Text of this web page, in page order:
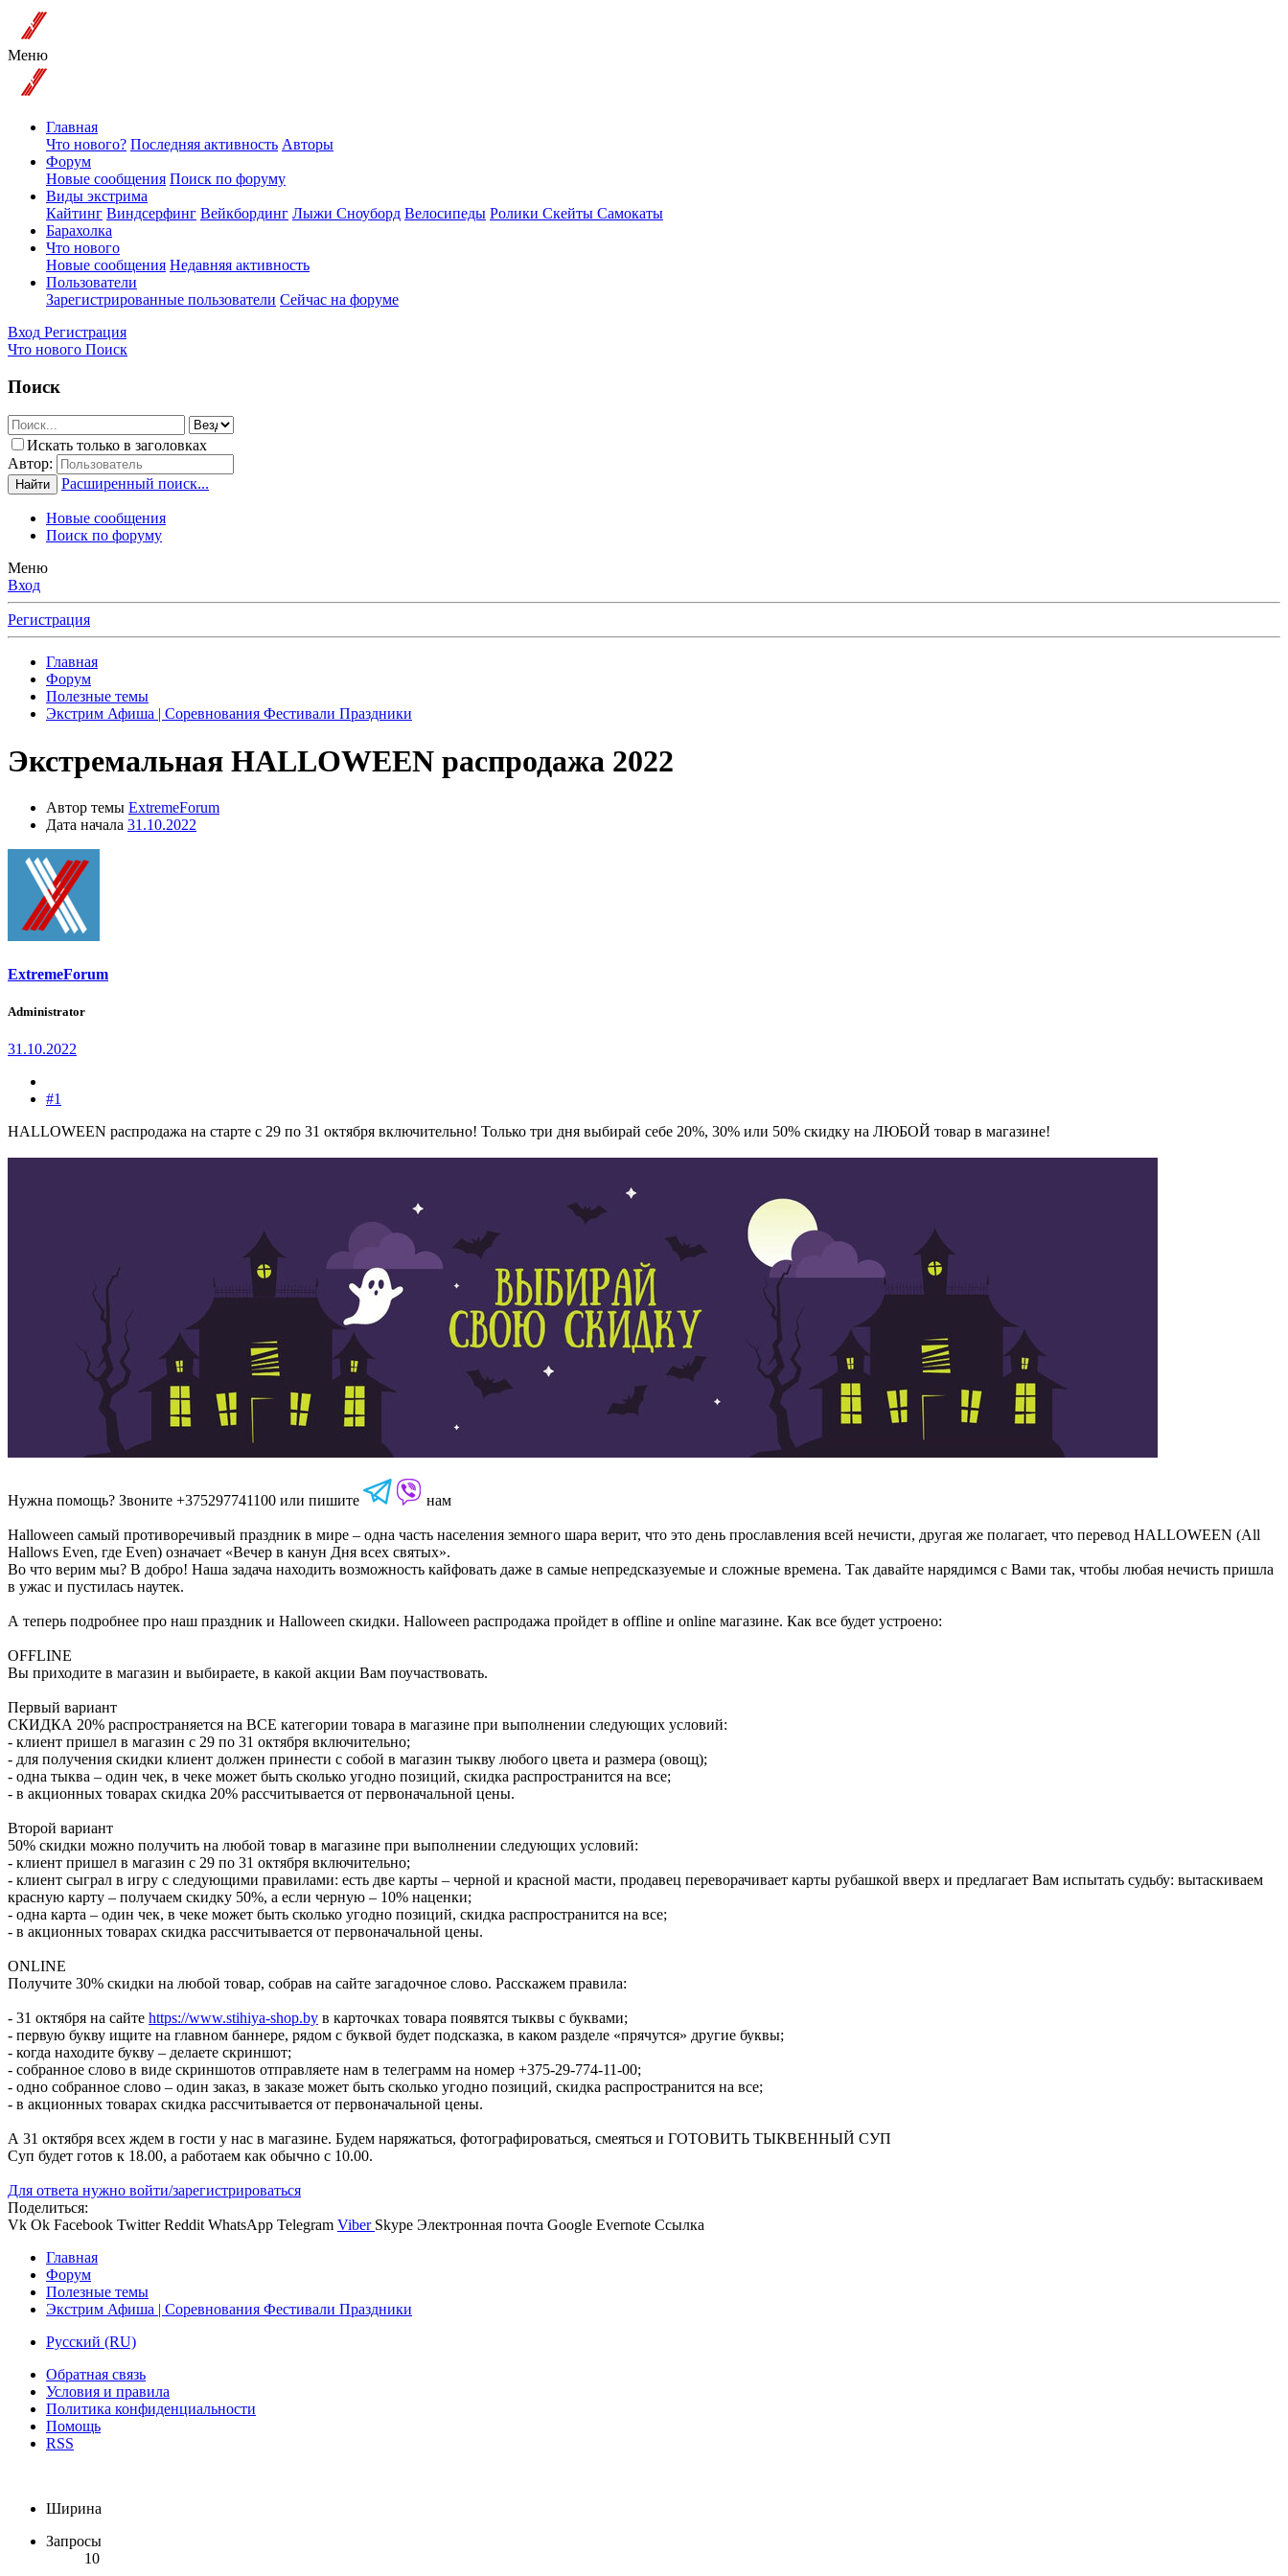
Меню
Главная
Что нового? Последняя активность Авторы
Форум
Новые сообщения Поиск по форуму
Виды экстрима
Кайтинг Виндсерфинг Вейкбординг Лыжи Сноуборд Велосипеды Ролики Скейты Самокаты
Барахолка
Что нового
Новые сообщения Недавняя активность
Пользователи
Зарегистрированные пользователи Сейчас на форуме
Вход Регистрация
Что нового Поиск
Поиск
Искать только в заголовках
Автор:
Найти Расширенный поиск...
Новые сообщения
Поиск по форуму
Меню
Вход
Регистрация
Главная
Форум
Полезные темы
Экстрим Афиша | Соревнования Фестивали Праздники
Экстремальная HALLOWEEN распродажа 2022
Автор темы ExtremeForum
Дата начала 31.10.2022
ExtremeForum
Administrator
31.10.2022
#1
HALLOWEEN распродажа на старте с 29 по 31 октября включительно! Только три дня выбирай себе 20%, 30% или 50% скидку на ЛЮБОЙ товар в магазине!
Нужна помощь? Звоните +375297741100 или пишите нам
Halloween самый противоречивый праздник в мире – одна часть населения земного шара верит, что это день прославления всей нечисти, другая же полагает, что перевод HALLOWEEN (All
Hallows Even, где Even) означает «Вечер в канун Дня всех святых».
Во что верим мы? В добро! Наша задача находить возможность кайфовать даже в самые непредсказуемые и сложные времена. Так давайте нарядимся с Вами так, чтобы любая нечисть пришла
в ужас и пустилась наутек.
А теперь подробнее про наш праздник и Halloween скидки. Halloween распродажа пройдет в offline и online магазине. Как все будет устроено:
OFFLINE
Вы приходите в магазин и выбираете, в какой акции Вам поучаствовать.
Первый вариант
СКИДКА 20% распространяется на ВСЕ категории товара в магазине при выполнении следующих условий:
- клиент пришел в магазин с 29 по 31 октября включительно;
- для получения скидки клиент должен принести с собой в магазин тыкву любого цвета и размера (овощ);
- одна тыква – один чек, в чеке может быть сколько угодно позиций, скидка распространится на все;
- в акционных товарах скидка 20% рассчитывается от первоначальной цены.
Второй вариант
50% скидки можно получить на любой товар в магазине при выполнении следующих условий:
- клиент пришел в магазин с 29 по 31 октября включительно;
- клиент сыграл в игру с следующими правилами: есть две карты – черной и красной масти, продавец переворачивает карты рубашкой вверх и предлагает Вам испытать судьбу: вытаскиваем
красную карту – получаем скидку 50%, а если черную – 10% наценки;
- одна карта – один чек, в чеке может быть сколько угодно позиций, скидка распространится на все;
- в акционных товарах скидка рассчитывается от первоначальной цены.
ONLINE
Получите 30% скидки на любой товар, собрав на сайте загадочное слово. Расскажем правила:
- 31 октября на сайте https://www.stihiya-shop.by в карточках товара появятся тыквы с буквами;
- первую букву ищите на главном баннере, рядом с буквой будет подсказка, в каком разделе «прячутся» другие буквы;
- когда находите букву – делаете скриншот;
- собранное слово в виде скриншотов отправляете нам в телеграмм на номер +375-29-774-11-00;
- одно собранное слово – один заказ, в заказе может быть сколько угодно позиций, скидка распространится на все;
- в акционных товарах скидка рассчитывается от первоначальной цены.
А 31 октября всех ждем в гости у нас в магазине. Будем наряжаться, фотографироваться, смеяться и ГОТОВИТЬ ТЫКВЕННЫЙ СУП
Суп будет готов к 18.00, а работаем как обычно с 10.00.
Для ответа нужно войти/зарегистрироваться
Поделиться:
Vk Ok Facebook Twitter Reddit WhatsApp Telegram Viber Skype Электронная почта Google Evernote Ссылка
Главная
Форум
Полезные темы
Экстрим Афиша | Соревнования Фестивали Праздники
Русский (RU)
Обратная связь
Условия и правила
Политика конфиденциальности
Помощь
RSS
Ширина
Запросы
10